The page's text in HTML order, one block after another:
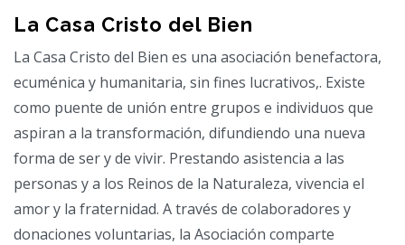
La Casa Cristo del Bien
La Casa Cristo del Bien es una asociación benefactora,
ecuménica y humanitaria, sin fines lucrativos,. Existe
como puente de unión entre grupos e individuos que
aspiran a la transformación, difundiendo una nueva
forma de ser y de vivir. Prestando asistencia a las
personas y a los Reinos de la Naturaleza, vivencia el
amor y la fraternidad. A través de colaboradores y
donaciones voluntarias, la Asociación comparte